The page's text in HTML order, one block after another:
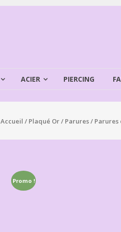
ACIER PIERCING
Accueil / Plaqué Or/ Parures/ Parures
Promo !